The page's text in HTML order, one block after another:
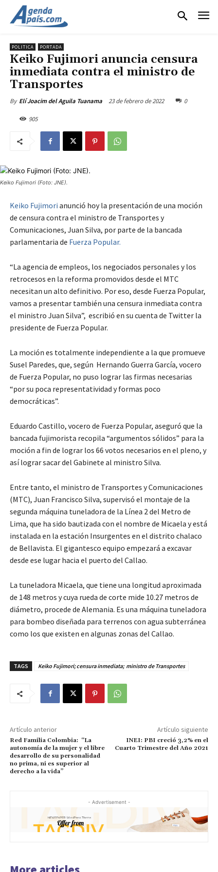
POLITICA PORTADA
Keiko Fujimori anuncia censura
inmediata contra el ministro de
Transportes
By Elí Joacim del Aguila Tuanama 23 de febrero de 2022 0
905
Keiko Fujimori (Foto: JNE).
Keiko Fujimori anunció hoy la presentación de una moción
de censura contra el ministro de Transportes y
Comunicaciones, Juan Silva, por parte de la bancada
parlamentaria de Fuerza Popular.
“La agencia de empleos, los negociados personales y los
retrocesos en la reforma promovidos desde el MTC
necesitan un alto definitivo. Por eso, desde Fuerza Popular,
vamos a presentar también una censura inmediata contra
el ministro Juan Silva”, escribió en su cuenta de Twitter la
presidente de Fuerza Popular.
La moción es totalmente independiente a la que promueve
Susel Paredes, que, según Hernando Guerra García, vocero
de Fuerza Popular, no puso lograr las firmas necesarias
“por su poca representatividad y formas poco
democráticas”.
Eduardo Castillo, vocero de Fuerza Popular, aseguró que la
bancada fujimorista recopila “argumentos sólidos” para la
moción a fin de lograr los 66 votos necesarios en el pleno, y
así lograr sacar del Gabinete al ministro Silva.
Entre tanto, el ministro de Transportes y Comunicaciones
(MTC), Juan Francisco Silva, supervisó el montaje de la
segunda máquina tuneladora de la Línea 2 del Metro de
Lima, que ha sido bautizada con el nombre de Micaela y está
instalada en la estación Insurgentes en el distrito chalaco
de Bellavista. El gigantesco equipo empezará a excavar
desde ese lugar hacia el puerto del Callao.
La tuneladora Micaela, que tiene una longitud aproximada
de 148 metros y cuya rueda de corte mide 10.27 metros de
diámetro, procede de Alemania. Es una máquina tuneladora
para bombeo diseñada para terrenos con agua subterránea
como los que existen en algunas zonas del Callao.
TAGS Keiko Fujimori; censura inmediata; ministro de Transportes
Artículo anterior
Red Familia Colombia: “La
autonomía de la mujer y el libre
desarrollo de su personalidad
no prima, ni es superior al
derecho a la vida”
Artículo siguiente
INEI: PBI creció 3,2% en el
Cuarto Trimestre del Año 2021
- Advertisement -